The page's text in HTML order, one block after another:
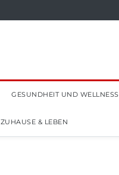
GESUNDHEIT UND WELLNESS
ZUHAUSE & LEBEN